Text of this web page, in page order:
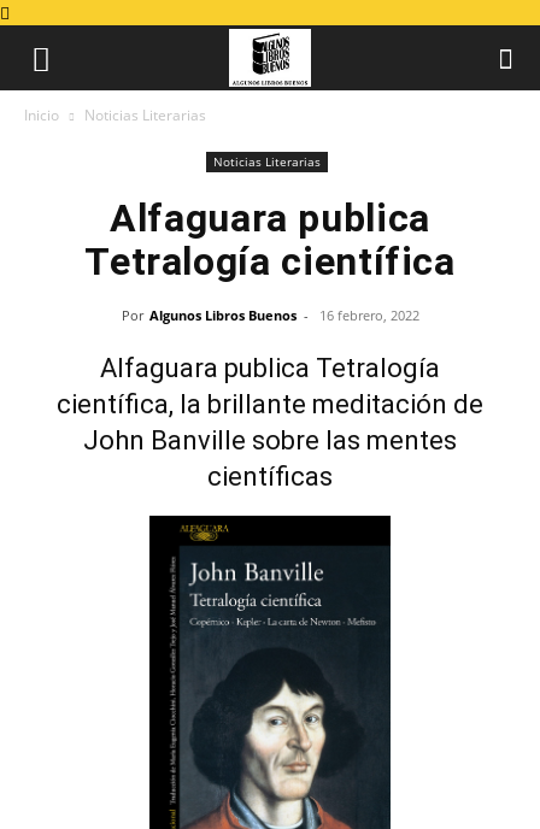
Inicio Noticias Literarias
Noticias Literarias
Alfaguara publica
Tetralogía científica
Por Algunos Libros Buenos - 16 febrero, 2022
Alfaguara publica Tetralogía
científica, la brillante meditación de
John Banville sobre las mentes
científicas